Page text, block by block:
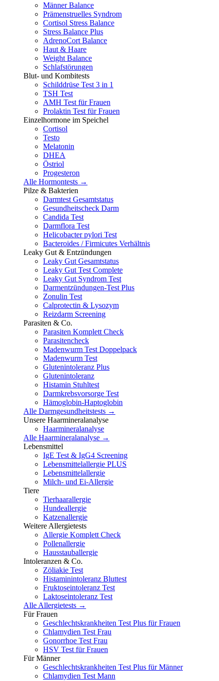
Männer Balance
Prämenstruelles Syndrom
Cortisol Stress Balance
Stress Balance Plus
AdrenoCort Balance
Haut & Haare
Weight Balance
Schlafstörungen
Blut- und Kombitests
Schilddrüse Test 3 in 1
TSH Test
AMH Test für Frauen
Prolaktin Test für Frauen
Einzelhormone im Speichel
Cortisol
Testo
Melatonin
DHEA
Östriol
Progesteron
Alle Hormontests →
Pilze & Bakterien
Darmtest Gesamtstatus
Gesundheitscheck Darm
Candida Test
Darmflora Test
Helicobacter pylori Test
Bacteroides / Firmicutes Verhältnis
Leaky Gut & Entzündungen
Leaky Gut Gesamtstatus
Leaky Gut Test Complete
Leaky Gut Syndrom Test
Darmentzündungen-Test Plus
Zonulin Test
Calprotectin & Lysozym
Reizdarm Screening
Parasiten & Co.
Parasiten Komplett Check
Parasitencheck
Madenwurm Test Doppelpack
Madenwurm Test
Glutenintoleranz Plus
Glutenintoleranz
Histamin Stuhltest
Darmkrebsvorsorge Test
Hämoglobin-Haptoglobin
Alle Darmgesundheitstests →
Unsere Haarmineralanalyse
Haarmineralanalyse
Alle Haarmineralanalyse →
Lebensmittel
IgE Test & IgG4 Screening
Lebensmittelallergie PLUS
Lebensmittelallergie
Milch- und Ei-Allergie
Tiere
Tierhaarallergie
Hundeallergie
Katzenallergie
Weitere Allergietests
Allergie Komplett Check
Pollenallergie
Hausstauballergie
Intoleranzen & Co.
Zöliakie Test
Histaminintoleranz Bluttest
Fruktoseintoleranz Test
Laktoseintoleranz Test
Alle Allergietests →
Für Frauen
Geschlechtskrankheiten Test Plus für Frauen
Chlamydien Test Frau
Gonorrhoe Test Frau
HSV Test für Frauen
Für Männer
Geschlechtskrankheiten Test Plus für Männer
Chlamydien Test Mann